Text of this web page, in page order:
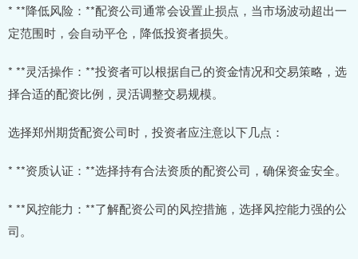
* **降低风险：**配资公司通常会设置止损点，当市场波动超出一
定范围时，会自动平仓，降低投资者损失。
* **灵活操作：**投资者可以根据自己的资金情况和交易策略，选
择合适的配资比例，灵活调整交易规模。
选择郑州期货配资公司时，投资者应注意以下几点：
* **资质认证：**选择持有合法资质的配资公司，确保资金安全。
* **风控能力：**了解配资公司的风控措施，选择风控能力强的公
司。